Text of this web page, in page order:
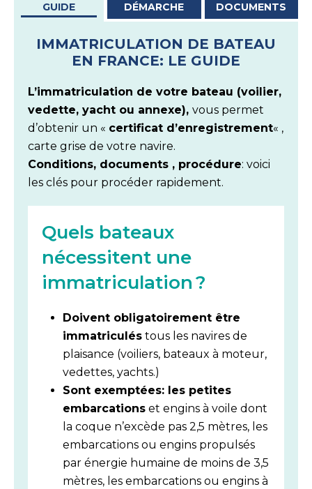
GUIDE DÉMARCHE DOCUMENTS
IMMATRICULATION DE BATEAU
EN FRANCE: LE GUIDE
L’immatriculation de votre bateau (voilier,
vedette, yacht ou annexe), vous permet
d’obtenir un « certificat d’enregistrement« ,
carte grise de votre navire.
Conditions, documents , procédure: voici
les clés pour procéder rapidement.
Quels bateaux
nécessitent une
immatriculation ?
Doivent obligatoirement être
immatriculés tous les navires de
plaisance (voiliers, bateaux à moteur,
vedettes, yachts.)
Sont exemptées: les petites
embarcations et engins à voile dont
la coque n’excède pas 2,5 mètres, les
embarcations ou engins propulsés
par énergie humaine de moins de 3,5
mètres, les embarcations ou engins à